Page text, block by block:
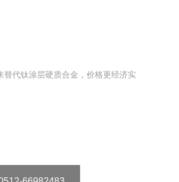
代钛涂层硬质合金，价格更经济实